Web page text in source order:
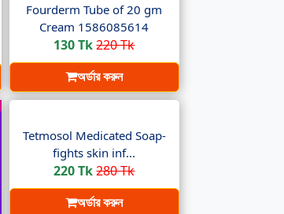
Fourderm Tube of 20 gm
Cream 1586085614
130 Tk 220 Tk
অর্ডার করুন
Tetmosol Medicated Soap-
fights skin inf...
220 Tk 280 Tk
অর্ডার করুন